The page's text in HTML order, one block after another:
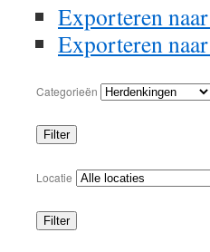
Exporteren naar
Exporteren naar
Categorieën
Filter
Categorieën
Locatie
Filter
Locaties